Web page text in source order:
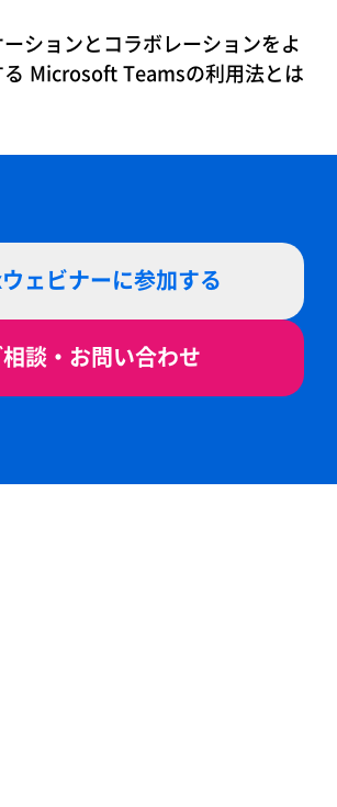
ションとコラボレーションをよ
る Microsoft Teamsの利用法とは
ェビナーに参加する
相談・お問い合わせ